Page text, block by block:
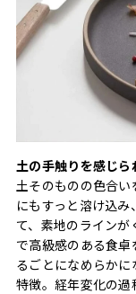
土の手触りを感じら
土そのものの色合
にもすっと溶け込
て、素地のライン
で高級感のある食
るごとになめらか
特徴。経年変化の過